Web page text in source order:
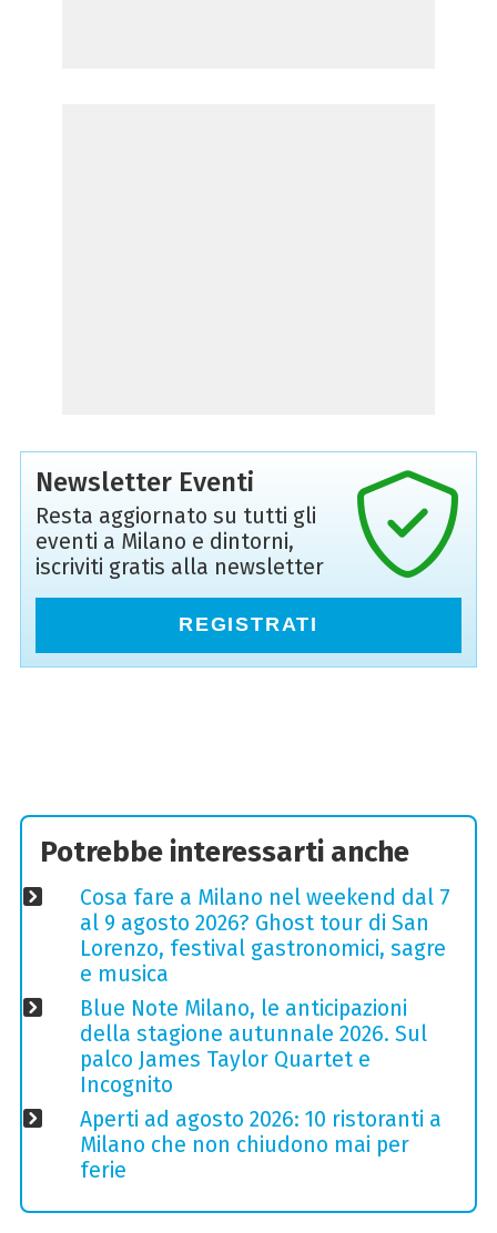
Newsletter Eventi
Resta aggiornato su tutti gli
eventi a Milano e dintorni,
iscriviti gratis alla newsletter
REGISTRATI
Potrebbe interessarti anche
Cosa fare a Milano nel weekend dal 7
al 9 agosto 2026? Ghost tour di San
Lorenzo, festival gastronomici, sagre
e musica
Blue Note Milano, le anticipazioni
della stagione autunnale 2026. Sul
palco James Taylor Quartet e
Incognito
Aperti ad agosto 2026: 10 ristoranti a
Milano che non chiudono mai per
ferie